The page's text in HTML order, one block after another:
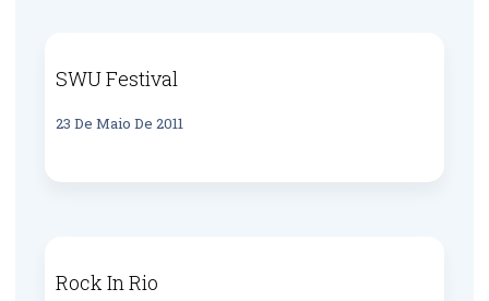
SWU Festival
23 De Maio De 2011
Rock In Rio